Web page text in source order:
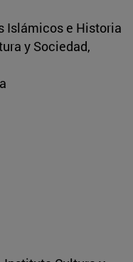
Islámicos e Historia
y Sociedad,